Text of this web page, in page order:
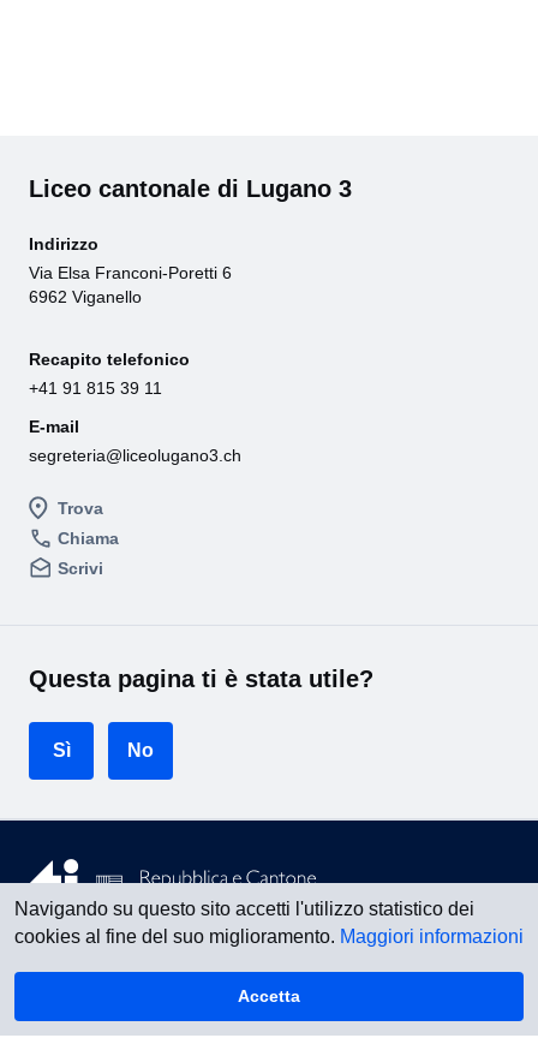
Navigando su questo sito accetti l'utilizzo statistico dei
cookies al fine del suo miglioramento. Maggiori informazioni
Accetta
Liceo cantonale di Lugano 3
Trova
Chiama
Scrivi
Indirizzo
Via Elsa Franconi-Poretti 6
6962 Viganello
Recapito telefonico
+41 91 815 39 11
E-mail
segreteria@liceolugano3.ch
Questa pagina ti è stata utile?
Sì No